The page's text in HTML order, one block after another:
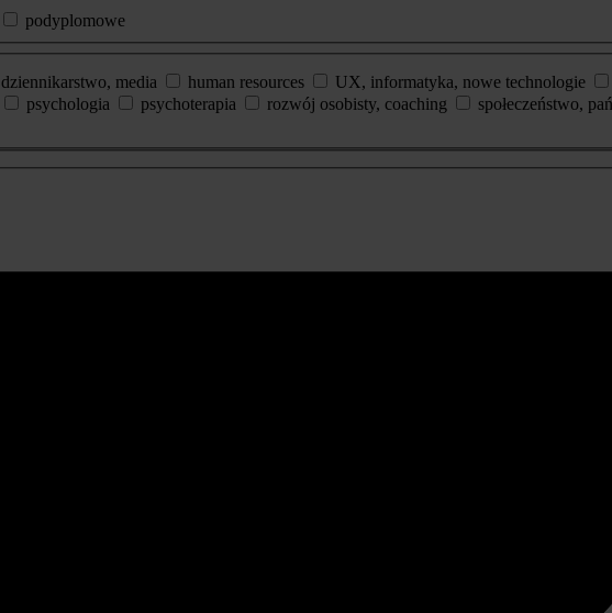
podyplomowe
dziennikarstwo, media human resources UX, informatyka, nowe technologie
psychologia psychoterapia rozwój osobisty, coaching społeczeństwo,